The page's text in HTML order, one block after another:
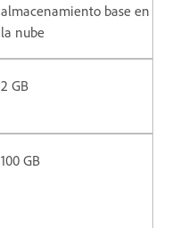
almacenamiento base en
la nube
2 GB
100 GB